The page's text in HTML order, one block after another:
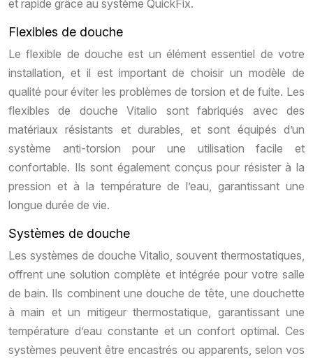
et rapide grâce au système QuickFix.
Flexibles de douche
Le flexible de douche est un élément essentiel de votre
installation, et il est important de choisir un modèle de
qualité pour éviter les problèmes de torsion et de fuite. Les
flexibles de douche Vitalio sont fabriqués avec des
matériaux résistants et durables, et sont équipés d’un
système anti-torsion pour une utilisation facile et
confortable. Ils sont également conçus pour résister à la
pression et à la température de l’eau, garantissant une
longue durée de vie.
Systèmes de douche
Les systèmes de douche Vitalio, souvent thermostatiques,
offrent une solution complète et intégrée pour votre salle
de bain. Ils combinent une douche de tête, une douchette
à main et un mitigeur thermostatique, garantissant une
température d’eau constante et un confort optimal. Ces
systèmes peuvent être encastrés ou apparents, selon vos